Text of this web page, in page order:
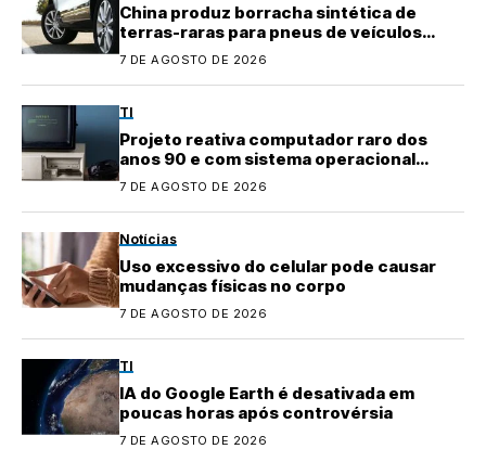
China produz borracha sintética de
terras-raras para pneus de veículos
elétricos
7 DE AGOSTO DE 2026
TI
Projeto reativa computador raro dos
anos 90 e com sistema operacional
quase perdido
7 DE AGOSTO DE 2026
Notícias
Uso excessivo do celular pode causar
mudanças físicas no corpo
7 DE AGOSTO DE 2026
TI
IA do Google Earth é desativada em
poucas horas após controvérsia
7 DE AGOSTO DE 2026